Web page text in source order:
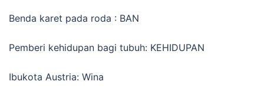
Benda karet pada roda : BAN
Pemberi kehidupan bagi tubuh: KEHIDUPAN
Ibukota Austria: Wina